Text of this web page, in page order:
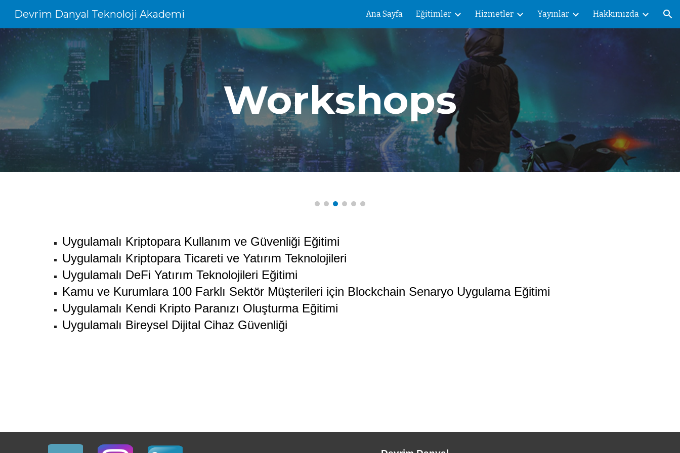
Skip to navigation
Devrim Danyal Teknoloji Akademi Ana Sayfa Eğitimler Hizmetler Yayınlar Hakkımızda
Workshops
Uygulamalı Kriptopara Kullanım ve Güvenliği Eğitimi
Uygulamalı Kriptopara Ticareti ve Yatırım Teknolojileri
Uygulamalı DeFi Yatırım Teknolojileri Eğitimi
Kamu ve Kurumlara 100 Farklı Sektör Müşterileri için Blockchain Senaryo Uygulama Eğitimi
Uygulamalı Kendi Kripto Paranızı Oluşturma Eğitimi
Uygulamalı Bireysel Dijital Cihaz Güvenliği